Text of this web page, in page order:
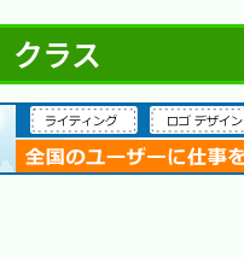
ラス